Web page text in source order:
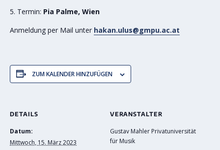
5. Termin: Pia Palme, Wien
Anmeldung per Mail unter hakan.ulus@gmpu.ac.at
ZUM KALENDER HINZUFÜGEN
DETAILS
Datum:
Mittwoch, 15. März 2023
VERANSTALTER
Gustav Mahler Privatuniversität
für Musik